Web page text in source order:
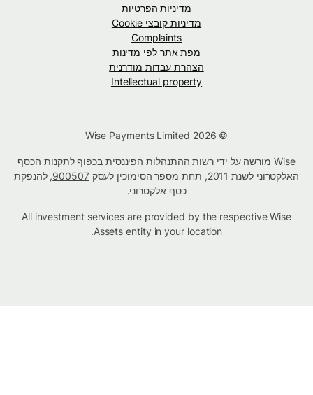
מדיניות הפרטיות
מדיניות קובצי Cookie
Complaints
מפת אתר לפי מדינות
הצהרת עבדות מודרנית
Intellectual property
Wise מורשה על ידי רשות ההתנהלות הפיננסית בכפוף לתקנות הכסף
האלקטרוני לשנת 2011, תחת מספר הסימוכין לעסק
900507, להנפקת
כסף אלקטרוני.
All investment services are provided by the respective Wise
Assetsentity in your location
.